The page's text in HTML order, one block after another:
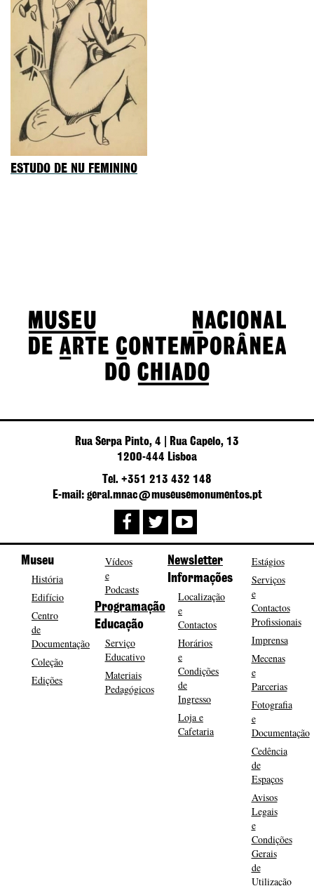
ESTUDO DE NU FEMININO
Rua Serpa Pinto, 4 | Rua Capelo, 13
1200-444 Lisboa
Tel. +351 213 432 148
E-mail: geral.mnac@museusemonumentos.pt
Museu
História
Edifício
Centro
de
Documentação
Coleção
Edições
Vídeos
e
Podcasts
Programação
Educação
Serviço
Educativo
Materiais
Pedagógicos
Newsletter
Informações
Localização
e
Contactos
Horários
e
Condições
de
Ingresso
Loja e
Cafetaria
Estágios
Serviços
e
Contactos
Profissionais
Imprensa
Mecenas
e
Parcerias
Fotografia
e
Documentação
Cedência
de
Espaços
Avisos
Legais
e
Condições
Gerais
de
Utilização